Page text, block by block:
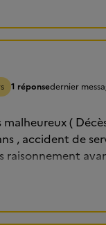
1 réponsedernier
(
, accident de
raisonnement